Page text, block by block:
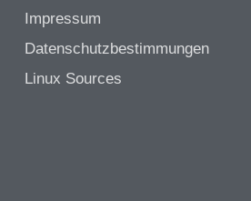
Impressum
Datenschutzbestimmungen
Linux Sources